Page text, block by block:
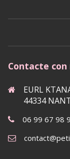
Contacte
EURL
44334
06 99 67 98